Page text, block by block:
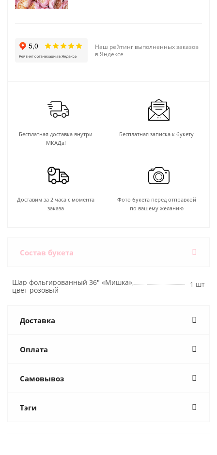
Наш рейтинг выполненных заказов
в Яндексе
Бесплатная доставка внутри
МКАДа!
Бесплатная записка к букету
Доставим за 2 часа с момента
заказа
Фото букета перед отправкой
по вашему желанию
Состав букета
Шар фольгированный 36" «Мишка»,
цвет розовый
1 шт
Доставка
Оплата
Самовывоз
Тэги